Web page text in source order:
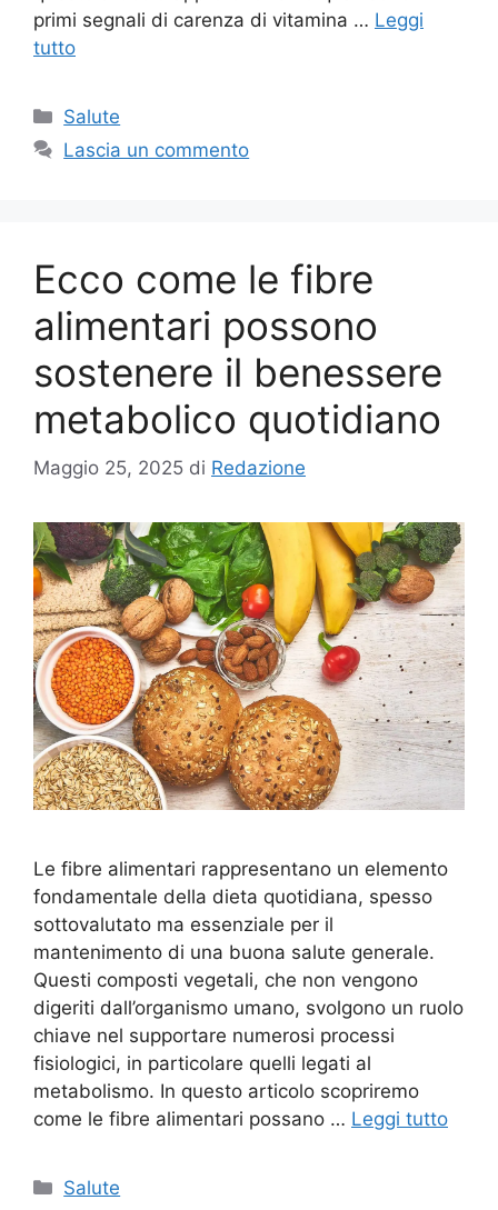
primi segnali di carenza di vitamina … Leggi
tutto
Categorie
Salute
Lascia un commento
Ecco come le fibre
alimentari possono
sostenere il benessere
metabolico quotidiano
Maggio 25, 2025 di Redazione
Le fibre alimentari rappresentano un elemento
fondamentale della dieta quotidiana, spesso
sottovalutato ma essenziale per il
mantenimento di una buona salute generale.
Questi composti vegetali, che non vengono
digeriti dall’organismo umano, svolgono un ruolo
chiave nel supportare numerosi processi
fisiologici, in particolare quelli legati al
metabolismo. In questo articolo scopriremo
come le fibre alimentari possano … Leggi tutto
Categorie
Salute